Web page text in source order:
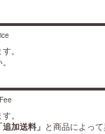
。
。
加送料」 と商品によって